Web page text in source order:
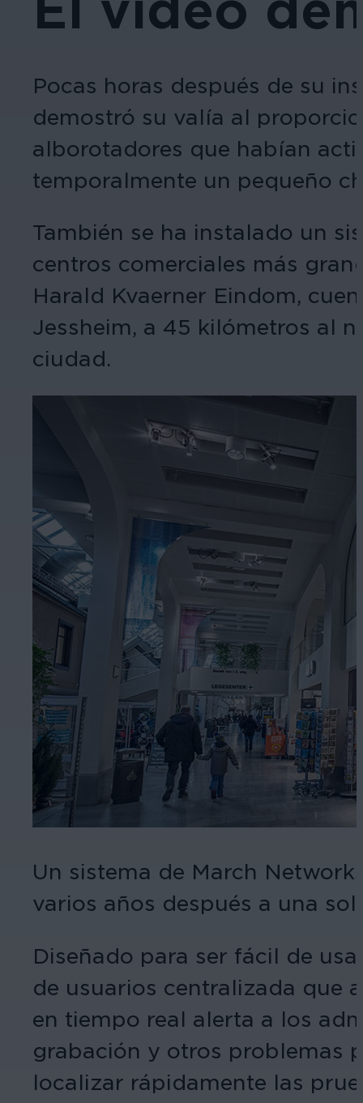
Pocas horas después de su
demostró su valía al
alborotadores que habían
temporalmente un pequeño
También se ha instalado un
centros comerciales más
Harald Kvaerner Eindom,
Jessheim, a 45 kilómetros al
ciudad.
Un sistema de March
varios años después a una
Diseñado para ser fácil de
de usuarios centralizada que
en tiempo real alerta a los
grabación y otros problemas
localizar rápidamente las